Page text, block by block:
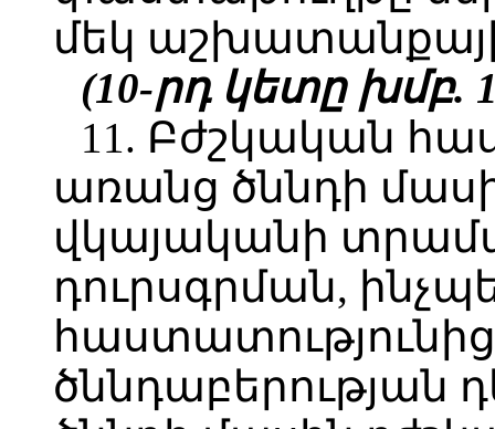
մեկ
(10-րդ կետը խմբ.
11. Բժշկական
առանց ծննդի
վկայականի
դուրսգրման,
ծննդաբերության